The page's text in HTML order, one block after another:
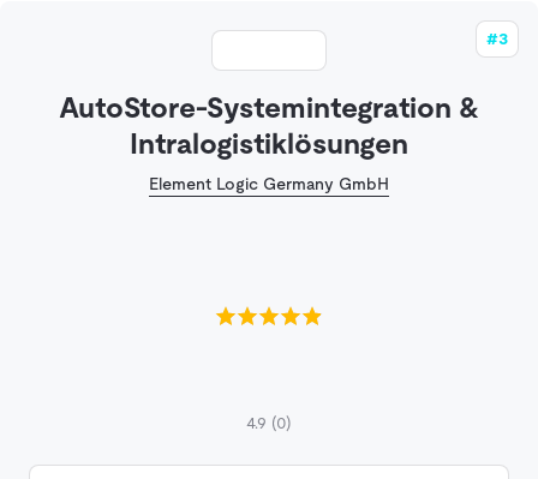
#3
AutoStore-Systemintegration &
Intralogistiklösungen
Element Logic Germany GmbH
4.9 (0)